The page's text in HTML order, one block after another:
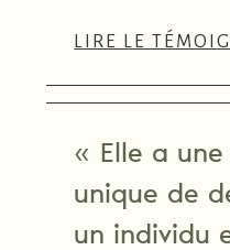
LIRE LE
« Elle a
unique de
un individu